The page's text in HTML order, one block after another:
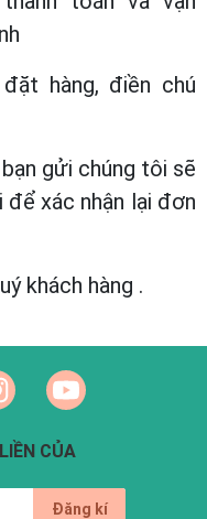
hàng, điền chú
gửi chúng tôi sẽ
để xác nhận lại đơn
khách hàng .
CỦA
Đăng kí